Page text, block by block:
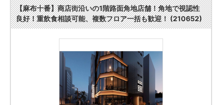
【麻布十番】商店街沿いの1階路面角地店舗！角地で視認性
良好！重飲食相談可能、複数フロア一括も歓迎！ (210652)